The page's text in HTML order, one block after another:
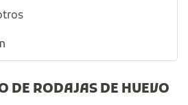
DE RODAJAS DE HUEVO